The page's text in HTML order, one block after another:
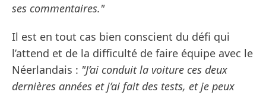
ses commentaires."
Il est en tout cas bien conscient du défi qui
l’attend et de la difficulté de faire équipe avec le
Néerlandais : "J’ai conduit la voiture ces deux
dernières années et j’ai fait des tests, et je peux